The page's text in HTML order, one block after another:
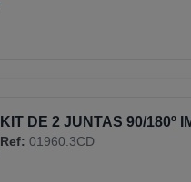
KIT DE 2 JUNTAS 90/180º
Ref: 01960.3CD